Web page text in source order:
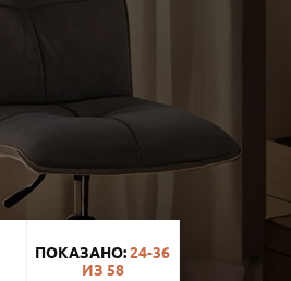
ПОКАЗАНО:24-36
ИЗ 58